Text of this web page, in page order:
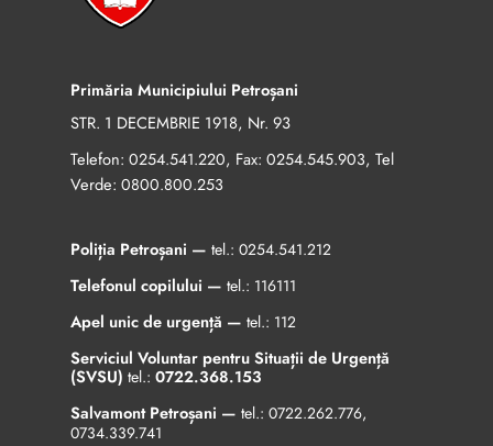
Primăria Municipiului Petroșani
STR. 1 DECEMBRIE 1918, Nr. 93
Telefon: 0254.541.220, Fax: 0254.545.903, Tel
Verde: 0800.800.253
Poliția Petroșani — tel.: 0254.541.212
Telefonul copilului — tel.: 116111
Apel unic de urgență — tel.: 112
Serviciul Voluntar pentru Situații de Urgență
(SVSU) tel.: 0722.368.153
Salvamont Petroșani — tel.: 0722.262.776,
0734.339.741